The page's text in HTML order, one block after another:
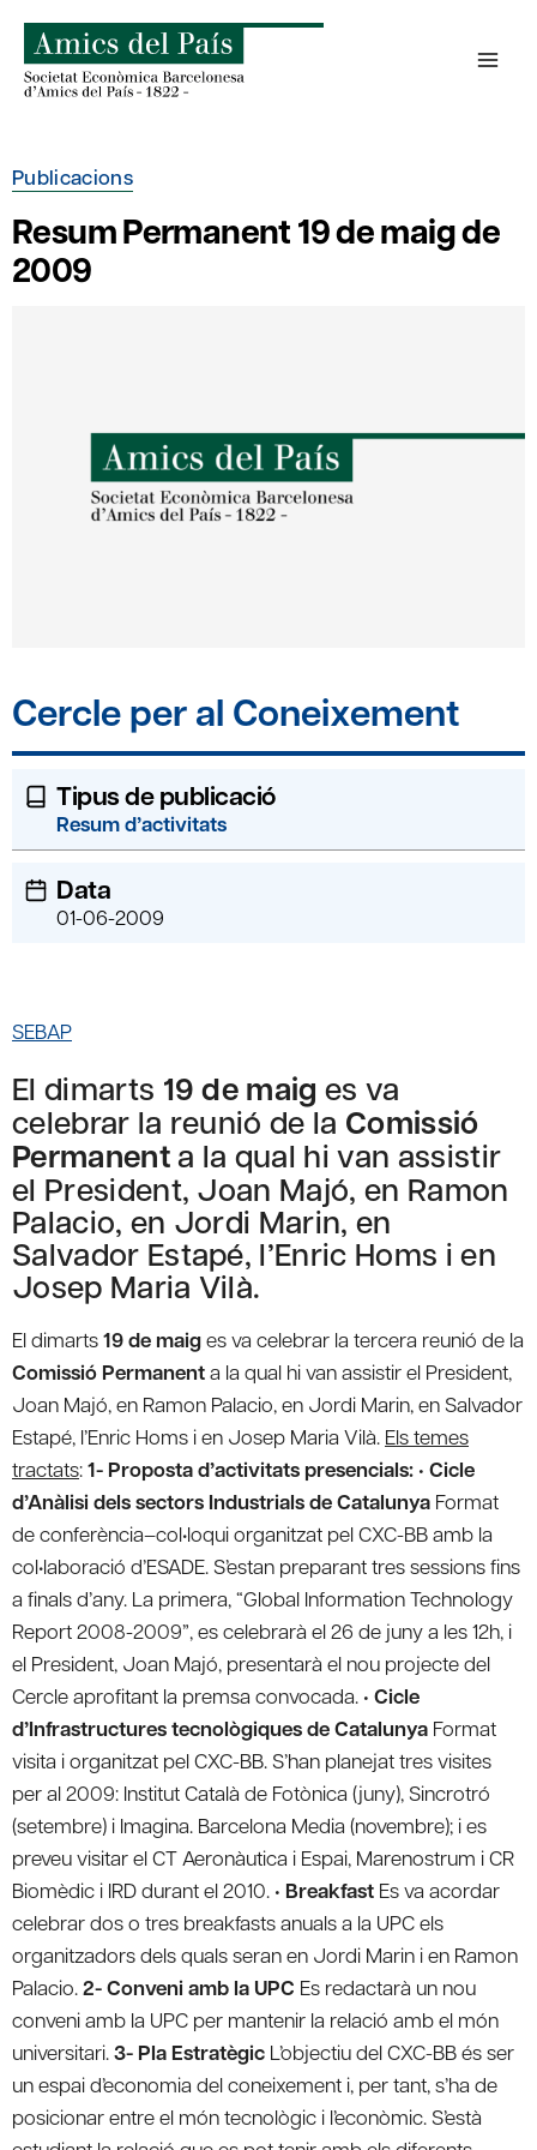
content
Publicacions
Resum Permanent 19 de maig de
2009
Cercle per al Coneixement
Tipus de publicació
Resum d’activitats
Data
01-06-2009
SEBAP
El dimarts 19 de maig es va
celebrar la reunió de la Comissió
Permanenta la qual hi van assistir
el President, Joan Majó, en Ramon
Palacio, en Jordi Marin, en
Salvador Estapé, l’Enric Homs i en
Josep Maria Vilà.
El dimarts19 de maiges va celebrar la tercera reunió de la
Comissió Permanenta la qual hi van assistir el President,
Joan Majó, en Ramon Palacio, en Jordi Marin, en Salvador
Estapé, l’Enric Homs i en Josep Maria Vilà. Els temes
tractats:1- Proposta d’activitats presencials: • Cicle
d’Anàlisi dels sectors Industrials de Catalunya Format
de conferència–col•loqui organitzat pel CXC-BB amb la
col•laboració d’ESADE. S’estan preparant tres sessions fins
a finals d’any. La primera, “Global Information Technology
Report 2008-2009”, es celebrarà el 26 de juny a les 12h, i
el President, Joan Majó, presentarà el nou projecte del
Cercle aprofitant la premsa convocada. • Cicle
d’Infrastructures tecnològiques de Catalunya Format
visita i organitzat pel CXC-BB. S’han planejat tres visites
per al 2009: Institut Català de Fotònica (juny), Sincrotró
(setembre) i Imagina. Barcelona Media (novembre); i es
preveu visitar el CT Aeronàutica i Espai, Marenostrum i CR
Biomèdic i IRD durant el 2010. • Breakfast Es va acordar
celebrar dos o tres breakfasts anuals a la UPC els
organitzadors dels quals seran en Jordi Marin i en Ramon
Palacio.2- Conveni amb la UPC Es redactarà un nou
conveni amb la UPC per mantenir la relació amb el món
universitari.3- Pla Estratègic L’objectiu del CXC-BB és ser
un espai d’economia del coneixement i, per tant, s’ha de
posicionar entre el món tecnològic i l’econòmic. S’està